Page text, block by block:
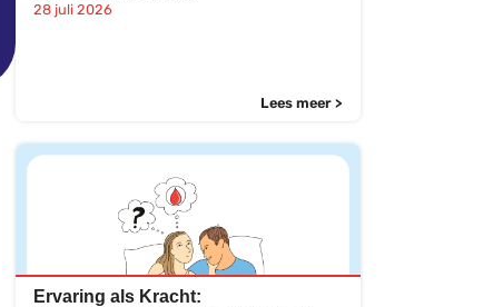
28 juli 2026
Lees meer >
Ervaring als Kracht: